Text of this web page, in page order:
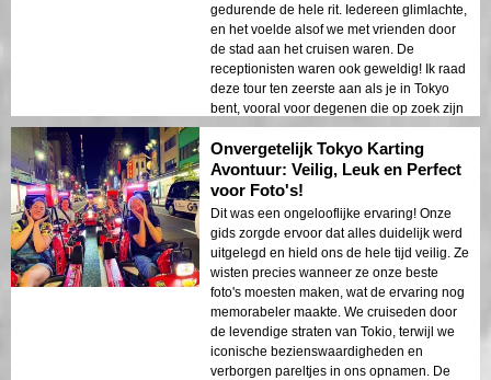
gedurende de hele rit. Iedereen glimlachte,
en het voelde alsof we met vrienden door
de stad aan het cruisen waren. De
receptionisten waren ook geweldig! Ik raad
deze tour ten zeerste aan als je in Tokyo
bent, vooral voor degenen die op zoek zijn
naar iets spannends en unieks!
Onvergetelijk Tokyo Karting
Avontuur: Veilig, Leuk en Perfect
voor Foto's!
Dit was een ongelooflijke ervaring! Onze
gids zorgde ervoor dat alles duidelijk werd
uitgelegd en hield ons de hele tijd veilig. Ze
wisten precies wanneer ze onze beste
foto's moesten maken, wat de ervaring nog
memorabeler maakte. We cruiseden door
de levendige straten van Tokio, terwijl we
iconische bezienswaardigheden en
verborgen pareltjes in ons opnamen. De